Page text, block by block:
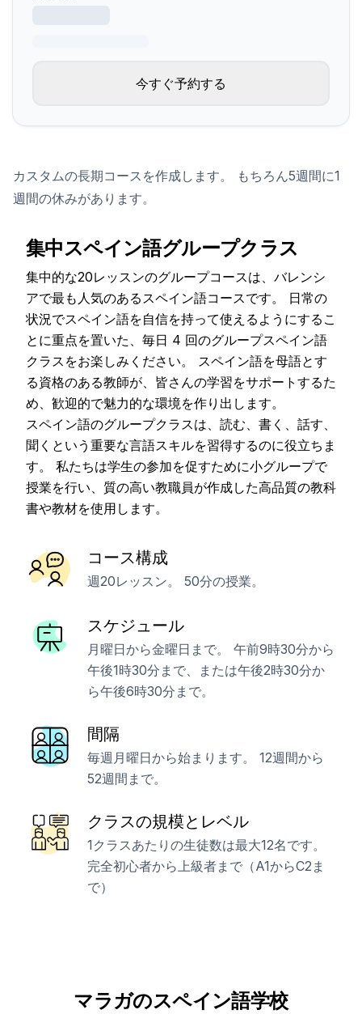
今すぐ予約する
カスタムの長期コースを作成します。 もちろん5週間に1
週間の休みがあります。
集中スペイン語グループクラス
集中的な20レッスンのグループコースは、バレンシ
アで最も人気のあるスペイン語コースです。 日常の
状況でスペイン語を自信を持って使えるようにするこ
とに重点を置いた、毎日 4 回のグループスペイン語
クラスをお楽しみください。 スペイン語を母語とす
る資格のある教師が、皆さんの学習をサポートするた
め、歓迎的で魅力的な環境を作り出します。
スペイン語のグループクラスは、読む、書く、話す、
聞くという重要な言語スキルを習得するのに役立ちま
す。 私たちは学生の参加を促すために小グループで
授業を行い、質の高い教職員が作成した高品質の教科
書や教材を使用します。
コース構成
週20レッスン。 50分の授業。
スケジュール
月曜日から金曜日まで。 午前9時30分から
午後1時30分まで、または午後2時30分か
ら午後6時30分まで。
間隔
毎週月曜日から始まります。 12週間から
52週間まで。
クラスの規模とレベル
1クラスあたりの生徒数は最大12名です。
完全初心者から上級者まで（A1からC2ま
で）
マラガのスペイン語学校